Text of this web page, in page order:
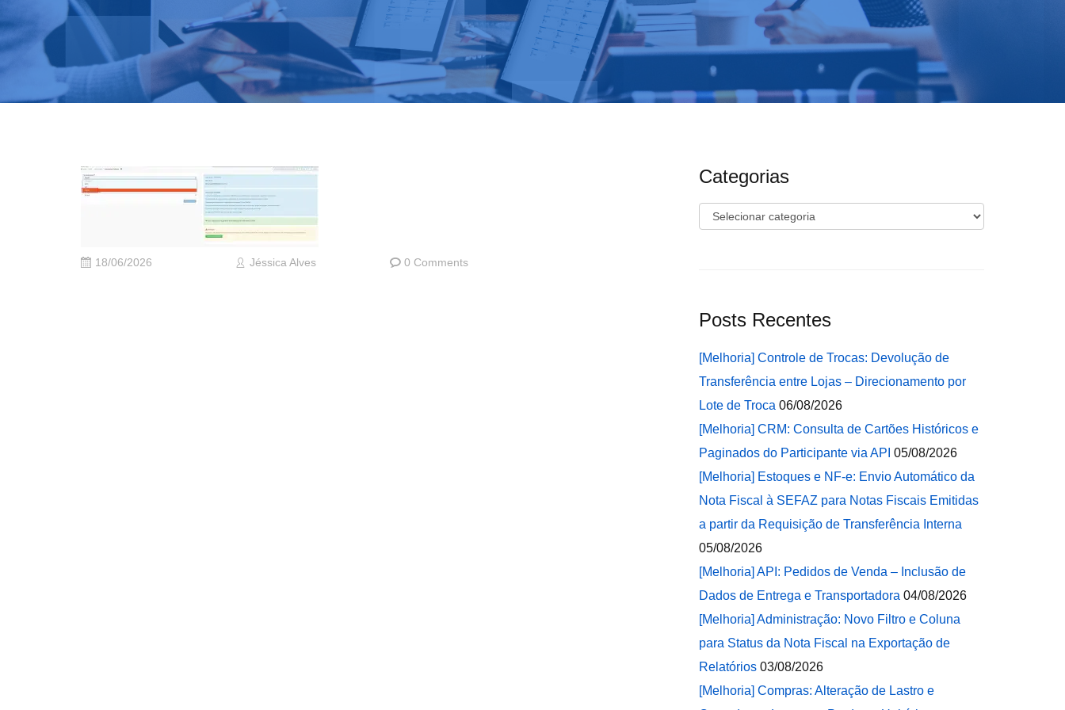
18/06/2026 Jéssica Alves 0 Comments
Categorias
Categorias
Posts Recentes
[Melhoria] Controle de Trocas: Devolução de
Transferência entre Lojas – Direcionamento por
Lote de Troca 06/08/2026
[Melhoria] CRM: Consulta de Cartões Históricos e
Paginados do Participante via API 05/08/2026
[Melhoria] Estoques e NF-e: Envio Automático da
Nota Fiscal à SEFAZ para Notas Fiscais Emitidas
a partir da Requisição de Transferência Interna
05/08/2026
[Melhoria] API: Pedidos de Venda – Inclusão de
Dados de Entrega e Transportadora 04/08/2026
[Melhoria] Administração: Novo Filtro e Coluna
para Status da Nota Fiscal na Exportação de
Relatórios 03/08/2026
[Melhoria] Compras: Alteração de Lastro e